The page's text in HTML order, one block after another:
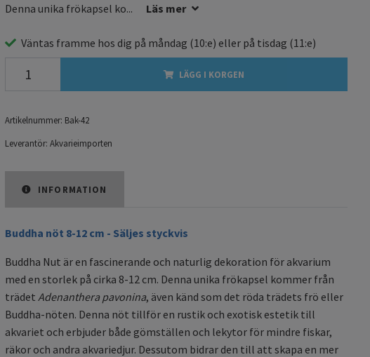
Denna unika frökapsel ko...
Läs mer
Väntas framme hos dig på måndag (10:e) eller på tisdag (11:e)
LÄGG I KORGEN
Artikelnummer: Bak-42
Leverantör: Akvarieimporten
INFORMATION
Buddha nöt 8-12 cm - Säljes styckvis
Buddha Nut är en fascinerande och naturlig dekoration för akvarium
med en storlek på cirka 8-12 cm. Denna unika frökapsel kommer från
trädet Adenanthera pavonina, även känd som det röda trädets frö eller
Buddha-nöten. Denna nöt tillför en rustik och exotisk estetik till
akvariet och erbjuder både gömställen och lekytor för mindre fiskar,
räkor och andra akvariedjur. Dessutom bidrar den till att skapa en mer